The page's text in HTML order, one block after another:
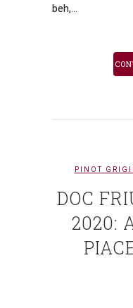
beh,...
PINOT
DOC
2020: